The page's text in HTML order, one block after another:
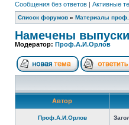
Сообщения без ответов | Активные
Список форумов » Материалы
Намечены
Модератор: Проф.А.И.Орлов
Автор
Проф.А.И.Орлов